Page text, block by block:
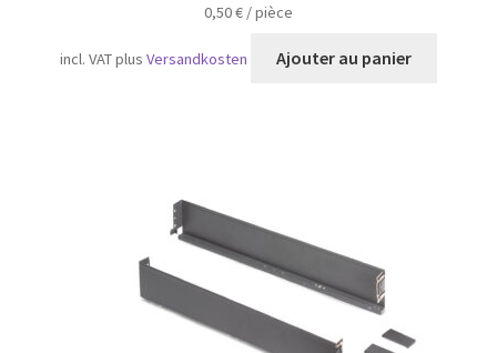
0,50€ /pièce
incl. VATplusVersandkosten Ajouter au panier